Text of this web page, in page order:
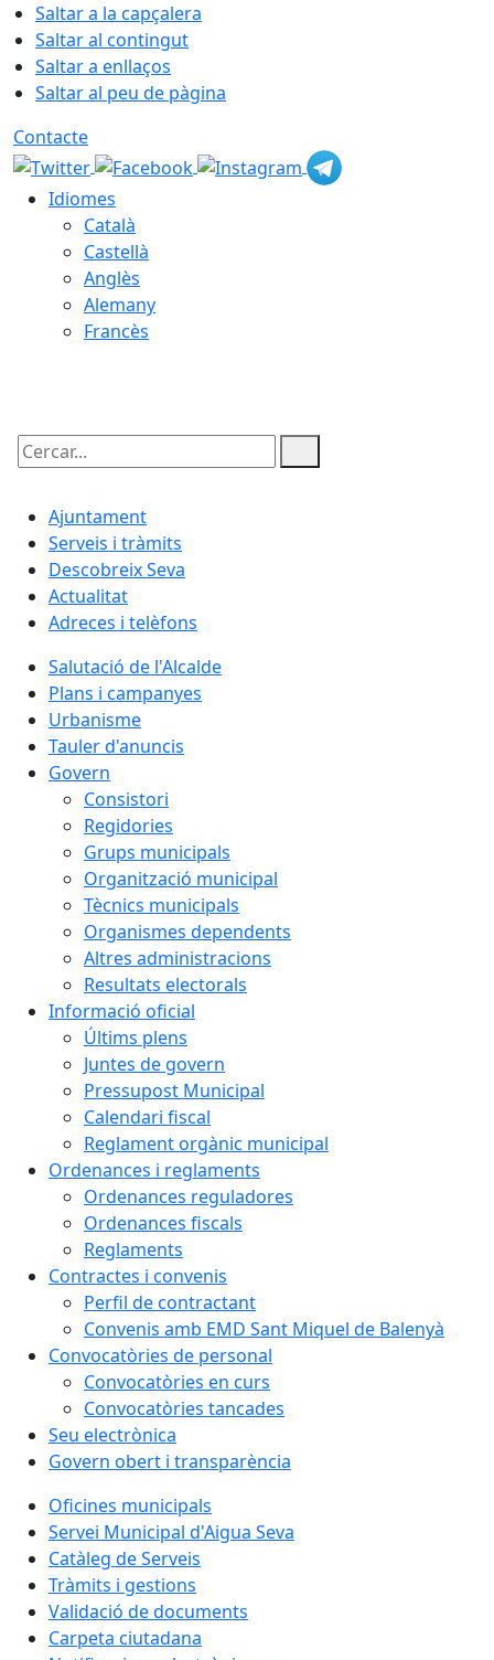
Saltar a la capçalera
Saltar al contingut
Saltar a enllaços
Saltar al peu de pàgina
Contacte
Idiomes
Català
Castellà
Anglès
Alemany
Francès
Cercar:
Ajuntament
Serveis i tràmits
Descobreix Seva
Actualitat
Adreces i telèfons
Salutació de l'Alcalde
Plans i campanyes
Urbanisme
Tauler d'anuncis
Govern
Consistori
Regidories
Grups municipals
Organització municipal
Tècnics municipals
Organismes dependents
Altres administracions
Resultats electorals
Informació oficial
Últims plens
Juntes de govern
Pressupost Municipal
Calendari fiscal
Reglament orgànic municipal
Ordenances i reglaments
Ordenances reguladores
Ordenances fiscals
Reglaments
Contractes i convenis
Perfil de contractant
Convenis amb EMD Sant Miquel de Balenyà
Convocatòries de personal
Convocatòries en curs
Convocatòries tancades
Seu electrònica
Govern obert i transparència
Oficines municipals
Servei Municipal d'Aigua Seva
Catàleg de Serveis
Tràmits i gestions
Validació de documents
Carpeta ciutadana